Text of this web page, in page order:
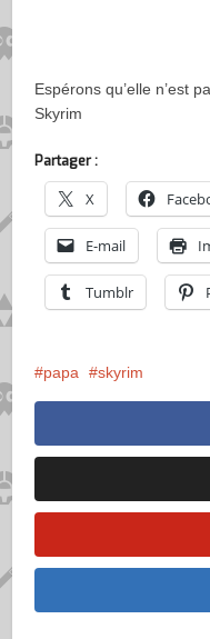
Espérons qu’elle n’est
Skyrim
Partager :
X
E-mail
Tumblr
papa skyrim